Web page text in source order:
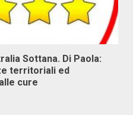
Sottana. Di Paola:
territoriali ed
cure